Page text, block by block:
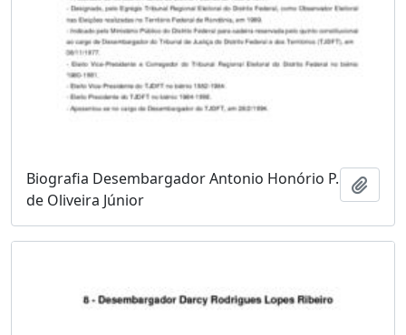
Biografia Desembargador Antonio Honório P.
de Oliveira Júnior